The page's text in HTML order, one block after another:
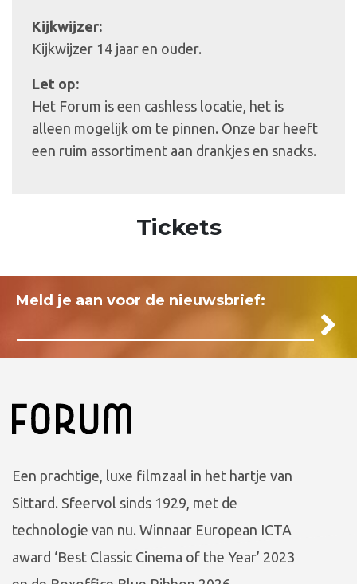
Kijkwijzer:
Kijkwijzer 14 jaar en ouder.
Let op:
Het Forum is een cashless locatie, het is
alleen mogelijk om te pinnen. Onze bar heeft
een ruim assortiment aan drankjes en snacks.
Tickets
Meld je aan voor de nieuwsbrief:
Een prachtige, luxe filmzaal in het hartje van
Sittard. Sfeervol sinds 1929, met de
technologie van nu. Winnaar European ICTA
award ‘Best Classic Cinema of the Year’ 2023